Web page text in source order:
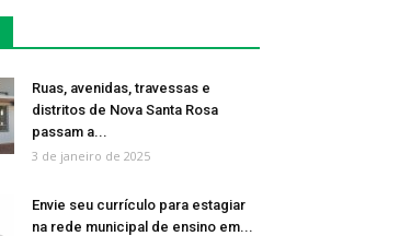
Ruas, avenidas, travessas e
distritos de Nova Santa Rosa
passam a...
3 de janeiro de 2025
Envie seu currículo para estagiar
na rede municipal de ensino em...